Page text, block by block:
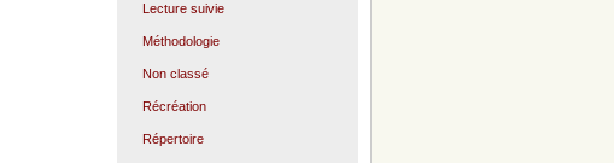
Lecture suivie
Méthodologie
Non classé
Récréation
Répertoire